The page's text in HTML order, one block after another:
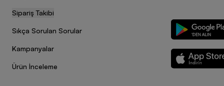
Sipariş Takibi
Sıkça Sorulan Sorular
Kampanyalar
Ürün İnceleme